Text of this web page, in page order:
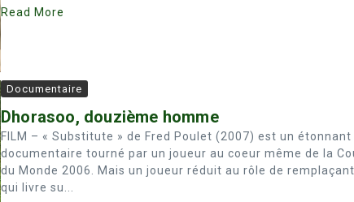
Read More
Documentaire
Dhorasoo, douzième homme
FILM – « Substitute » de Fred Poulet (2007) est un étonnant
documentaire tourné par un joueur au coeur même de la
du Monde 2006. Mais un joueur réduit au rôle de
qui livre su...